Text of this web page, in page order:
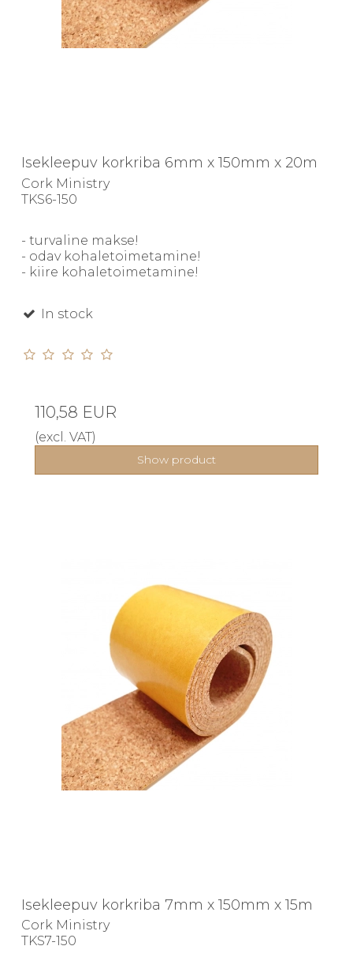
Isekleepuv korkriba 6mm x 150mm x 20m
Cork Ministry
TKS6-150
- turvaline makse!
- odav kohaletoimetamine!
- kiire kohaletoimetamine!
In stock
110,58 EUR
(excl. VAT)
Show product
Isekleepuv korkriba 7mm x 150mm x 15m
Cork Ministry
TKS7-150